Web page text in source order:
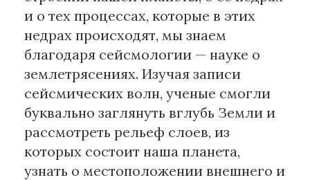
Музеи
Материалы партнеров
АКИ
Artists / Художники.РФ
n'RIS
Онлайн патент
Цифровой Сарафан
и о тех процессах, которые в этих
недрах происходят, мы знаем
благодаря сейсмологии — науке о
землетрясениях. Изучая записи
сейсмических волн, ученые смогли
буквально заглянуть вглубь Земли и
рассмотреть рельеф слоев, из
которых состоит наша планета,
узнать о местоположении внешнего и